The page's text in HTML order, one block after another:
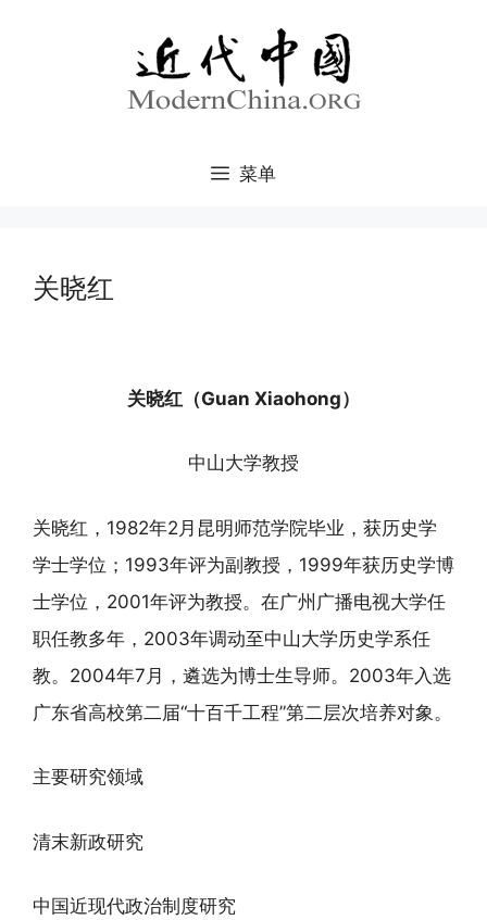
菜单
关晓红
关晓红（Guan Xiaohong）
中山大学教授
关晓红，1982年2月昆明师范学院毕业，获历史学
学士学位；1993年评为副教授，1999年获历史学博
士学位，2001年评为教授。在广州广播电视大学任
职任教多年，2003年调动至中山大学历史学系任
教。2004年7月，遴选为博士生导师。2003年入选
广东省高校第二届“十百千工程”第二层次培养对象。
主要研究领域
清末新政研究
中国近现代政治制度研究